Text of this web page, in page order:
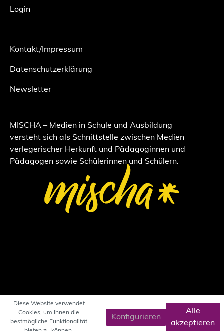
Login
Kontakt/Impressum
Datenschutzerklärung
Newsletter
MISCHA – Medien in Schule und Ausbildung
versteht sich als Schnittstelle zwischen Medien
verlegerischer Herkunft und Pädagoginnen und
Pädagogen sowie Schülerinnen und Schülern.
Diese Website verwendet
Cookies, um Ihnen die
bestmögliche Funktionalität
Konfigurieren
Alle
akzeptieren